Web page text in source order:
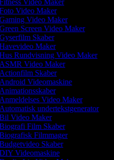
Video Maker
Video Maker
Video Maker
Screen Video Maker
Skaber
Maker
Rundvisning Video Maker
Video Maker
Skaber
Videomaskine
Video Maker
undertekstgenerator
Video Maker
Film Skaber
Filmmager
Skaber
Videomaskine